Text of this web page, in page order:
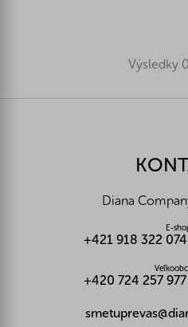
Výsledky
Diana
E-
+421 918 322 074
+420 724 257 977